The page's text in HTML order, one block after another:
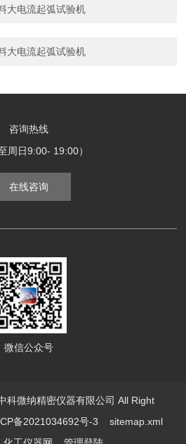
大电流起弧试验机
大电流起弧试验机
咨询热线
周日9:00- 19:00）
在线咨询
微信公众号
科微纳精密仪器有限公司 All Right
备2021034692号-3
sitemap.xml